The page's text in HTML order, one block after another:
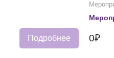
Подробнее 0₽